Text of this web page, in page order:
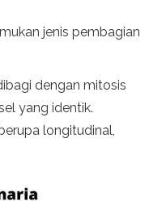
jenis pembagian
dengan mitosis
yang identik.
longitudinal,